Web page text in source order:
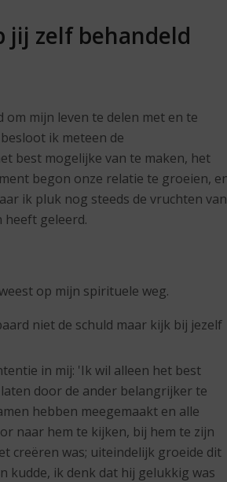
jij zelf behandeld
mijn leven te delen met en te
ik meteen de
best mogelijke van te maken, het
begon onze relatie te groeien,
ik pluk nog steeds de vruchten van
heeft geleerd.
op mijn spirituele weg.
niet de schuld maar kijk bij jezelf
in mij: 'Ik wil alleen het best
door de ander belangrijker te
hebben meegemaakt en alle
naar hem te kijken, bij hem te zijn
creëren was; uiteindelijk groeide dit
kudde, ik denk dat hij gelukkig was